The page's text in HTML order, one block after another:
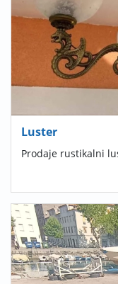
Luster
Prodaje rustikalni